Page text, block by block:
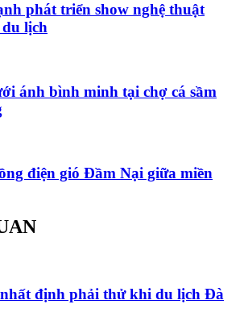
phát triển show nghệ thuật
lịch
ánh bình minh tại chợ cá sầm
điện gió Đầm Nại giữa miền
định phải thử khi du lịch Đà